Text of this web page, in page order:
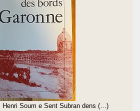
Henri Soum e Sent Subran dens (…)